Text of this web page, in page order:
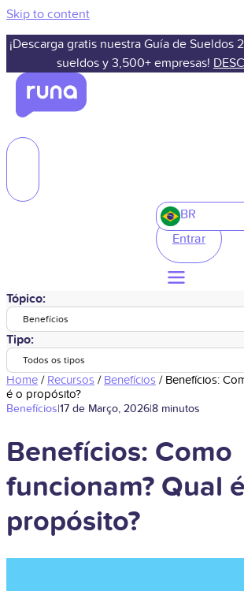
Skip to content
¡Descarga gratis nuestra Guía de Sueldos
sueldos y 3,500+ empresas!
BR
Entrar
Tópico:
Benefícios
Tipo:
Todos os tipos
Home / Recursos / Benefícios / Benefícios:
é o propósito?
Benefícios|17 de Março, 2026|8 minutos
Benefícios: Como
funcionam? Qual
propósito?